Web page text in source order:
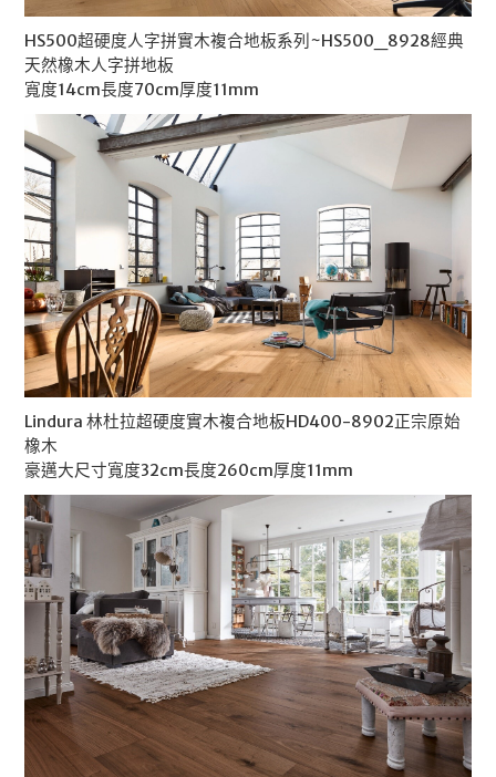
HS500超硬度人字拼實木複合地板系列~HS500_8928經典
天然橡木人字拼地板
寬度14cm長度70cm厚度11mm
Lindura 林杜拉超硬度實木複合地板HD400-8902正宗原始
橡木
豪邁大尺寸寬度32cm長度260cm厚度11mm